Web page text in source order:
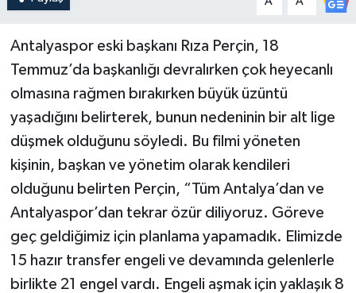
Antalyaspor eski başkanı Rıza Perçin, 18
Temmuz’da başkanlığı devralırken çok heyecanlı
olmasına rağmen bırakırken büyük üzüntü
yaşadığını belirterek, bunun nedeninin bir alt lige
düşmek olduğunu söyledi. Bu filmi yöneten
kişinin, başkan ve yönetim olarak kendileri
olduğunu belirten Perçin, “Tüm Antalya’dan ve
Antalyaspor’dan tekrar özür diliyoruz. Göreve
geç geldiğimiz için planlama yapamadık. Elimizde
15 hazır transfer engeli ve devamında gelenlerle
birlikte 21 engel vardı. Engeli aşmak için yaklaşık 8